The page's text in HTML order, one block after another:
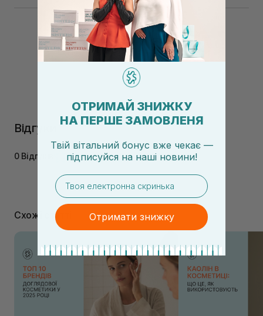
Відгуки
0 Відгуків
Схожі статті
ОТРИМАЙ ЗНИЖКУ
НА ПЕРШЕ ЗАМОВЛЕНЯ
Твій вітальний бонус вже чекає —
підписуйся на наші новини!
email
Отримати знижку